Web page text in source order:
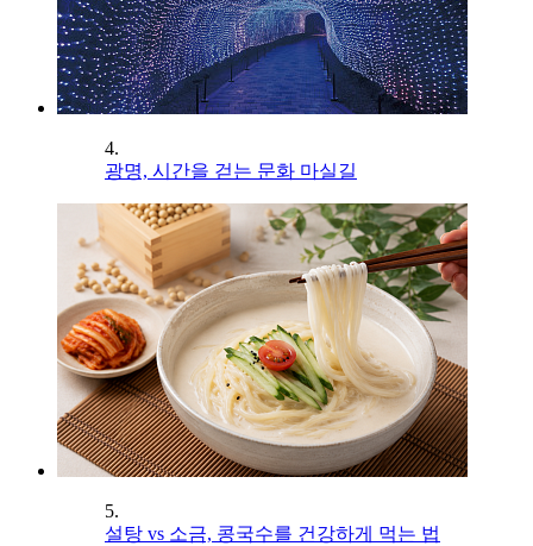
4.
광명, 시간을 걷는 문화 마실길
5.
설탕 vs 소금, 콩국수를 건강하게 먹는 법